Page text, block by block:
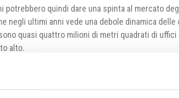
potrebbero quindi dare una spinta al mercato
negli ultimi anni vede una debole dinamica
quasi quattro milioni di metri quadrati di
alto.